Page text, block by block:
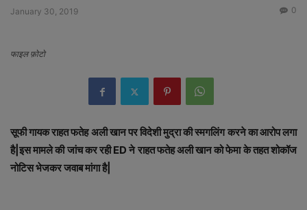
January 30, 2019 0
फाइल फ़ोटो
सूफी गायक राहत फतेह अली खान पर विदेशी मुद्रा की स्‍मगलिंग करने का आरोप लगा
है|इस मामले की जांच कर रही ED ने राहत फतेह अली खान को फेमा के तहत शोकॉज
नोटिस भेजकर जवाब मांगा है|